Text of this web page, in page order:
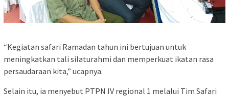
“Kegiatan safari Ramadan tahun ini bertujuan untuk
meningkatkan tali silaturahmi dan memperkuat ikatan rasa
persaudaraan kita,” ucapnya.
Selain itu, ia menyebut PTPN IV regional 1 melalui Tim Safari